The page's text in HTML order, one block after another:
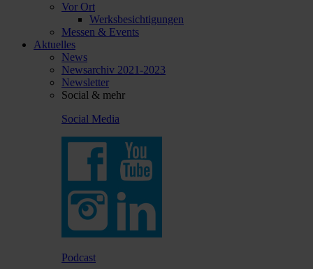
Vor Ort
Werksbesichtigungen
Messen & Events
Aktuelles
News
Newsarchiv 2021-2023
Newsletter
Social & mehr
Social Media
Podcast